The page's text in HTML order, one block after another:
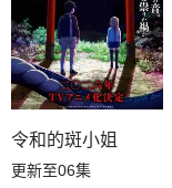
第01集
令和的斑小姐
更新至06集